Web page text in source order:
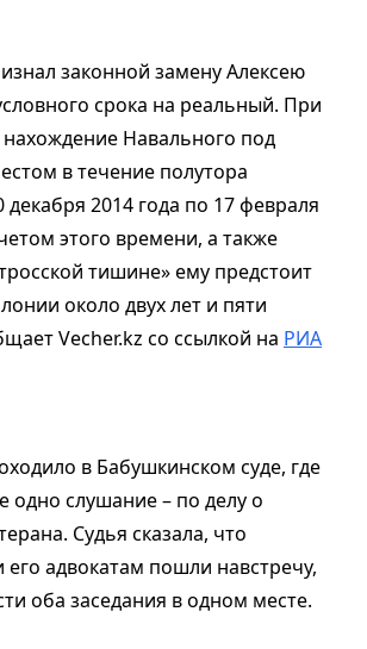
законной замену Алексею
срока на реальный. При
нахождение Навального под
в течение полутора
декабря 2014 года по 17 февраля
этого времени, а также
тишине» ему предстоит
около двух лет и пяти
Vecher.kz со ссылкой на РИА
в Бабушкинском суде, где
одно слушание – по делу о
Судья сказала, что
адвокатам пошли навстречу,
оба заседания в одном месте.